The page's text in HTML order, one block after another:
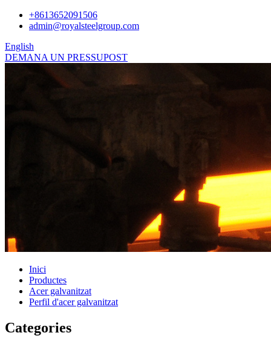
+8613652091506
admin@royalsteelgroup.com
English
DEMANA UN PRESSUPOST
Inici
Productes
Acer galvanitzat
Perfil d'acer galvanitzat
Categories